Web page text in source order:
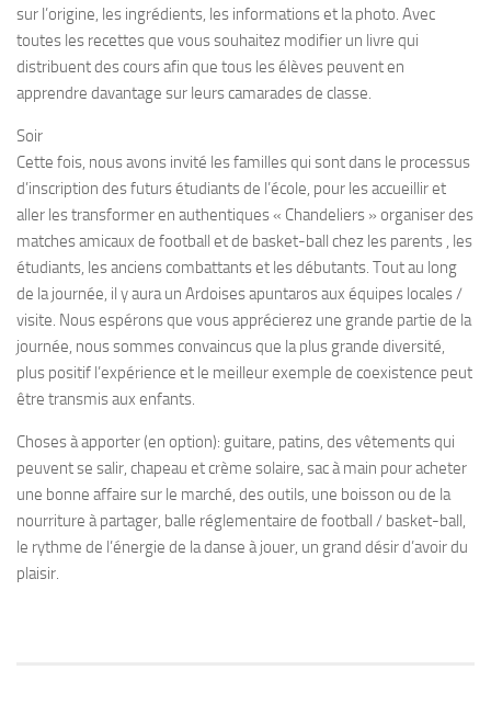
sur l’origine, les ingrédients, les informations et la photo. Avec
toutes les recettes que vous souhaitez modifier un livre qui
distribuent des cours afin que tous les élèves peuvent en
apprendre davantage sur leurs camarades de classe.
Soir
Cette fois, nous avons invité les familles qui sont dans le processus
d’inscription des futurs étudiants de l’école, pour les accueillir et
aller les transformer en authentiques « Chandeliers » organiser des
matches amicaux de football et de basket-ball chez les parents , les
étudiants, les anciens combattants et les débutants. Tout au long
de la journée, il y aura un Ardoises apuntaros aux équipes locales /
visite. Nous espérons que vous apprécierez une grande partie de la
journée, nous sommes convaincus que la plus grande diversité,
plus positif l’expérience et le meilleur exemple de coexistence peut
être transmis aux enfants.
Choses à apporter (en option): guitare, patins, des vêtements qui
peuvent se salir, chapeau et crème solaire, sac à main pour acheter
une bonne affaire sur le marché, des outils, une boisson ou de la
nourriture à partager, balle réglementaire de football / basket-ball,
le rythme de l’énergie de la danse à jouer, un grand désir d’avoir du
plaisir.